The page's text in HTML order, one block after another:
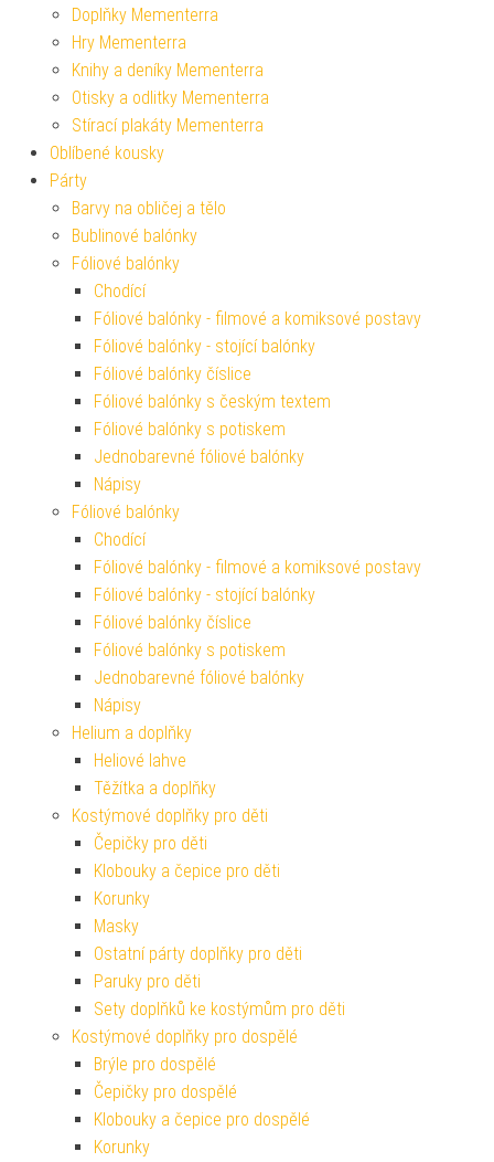
Doplňky Mementerra
Hry Mementerra
Knihy a deníky Mementerra
Otisky a odlitky Mementerra
Stírací plakáty Mementerra
Oblíbené kousky
Párty
Barvy na obličej a tělo
Bublinové balónky
Fóliové balónky
Chodící
Fóliové balónky - filmové a komiksové postavy
Fóliové balónky - stojící balónky
Fóliové balónky číslice
Fóliové balónky s českým textem
Fóliové balónky s potiskem
Jednobarevné fóliové balónky
Nápisy
Fóliové balónky
Chodící
Fóliové balónky - filmové a komiksové postavy
Fóliové balónky - stojící balónky
Fóliové balónky číslice
Fóliové balónky s potiskem
Jednobarevné fóliové balónky
Nápisy
Helium a doplňky
Heliové lahve
Těžítka a doplňky
Kostýmové doplňky pro děti
Čepičky pro děti
Klobouky a čepice pro děti
Korunky
Masky
Ostatní párty doplňky pro děti
Paruky pro děti
Sety doplňků ke kostýmům pro děti
Kostýmové doplňky pro dospělé
Brýle pro dospělé
Čepičky pro dospělé
Klobouky a čepice pro dospělé
Korunky